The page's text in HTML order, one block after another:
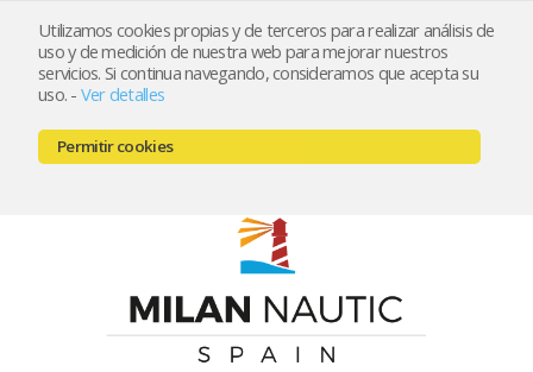
Utilizamos cookies propias y de terceros para realizar análisis de
uso y de medición de nuestra web para mejorar nuestros
servicios. Si continua navegando, consideramos que acepta su
uso. - Ver detalles
Permitir cookies
Registrarse Mi cuenta
666521122 // 654999333